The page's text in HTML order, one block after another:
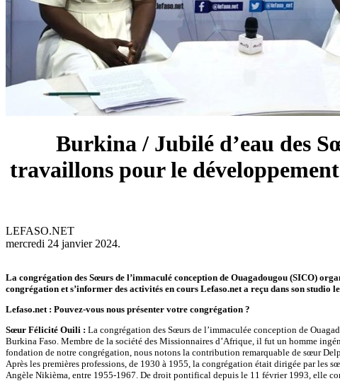
Burkina / Jubilé d’eau des
travaillons pour le
LEFASO.NET
mercredi 24 janvier 2024.
La congrégation des Sœurs de l’immaculé conception de Ouagadougou (SICO)
congrégation et s’informer des activités en cours Lefaso.net a reçu dans son
Lefaso.net : Pouvez-vous nous présenter votre congrégation ?
Sœur Félicité Ouili : La congrégation des Sœurs de l’immaculée conception de
Burkina Faso. Membre de la société des Missionnaires d’Afrique, il fut un homme
fondation de notre congrégation, nous notons la contribution remarquable de sœur
Après les premières professions, de 1930 à 1955, la congrégation était dirigée par les
Angèle Nikièma, entre 1955-1967. De droit pontifical depuis le 11 février 1993, elle